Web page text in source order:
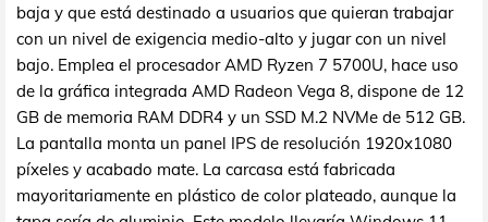
baja y que está destinado a usuarios que quieran trabajar
con un nivel de exigencia medio-alto y jugar con un nivel
bajo. Emplea el procesador AMD Ryzen 7 5700U, hace uso
de la gráfica integrada AMD Radeon Vega 8, dispone de 12
GB de memoria RAM DDR4 y un SSD M.2 NVMe de 512 GB.
La pantalla monta un panel IPS de resolución 1920x1080
píxeles y acabado mate. La carcasa está fabricada
mayoritariamente en plástico de color plateado, aunque la